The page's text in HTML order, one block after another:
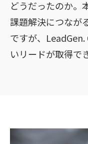
どうだったのか。
課題解決につなが
ですが、
いリードが取得で